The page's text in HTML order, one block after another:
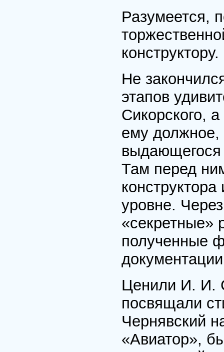
Разумеется,
конструктору.
Не
этапов
Сикорского,
ему должное,
выдающегося
Там перед
уровне.
«секретные»
полученные
Ценили И. И.
посвящали
Чернявский
«Авиатор»,